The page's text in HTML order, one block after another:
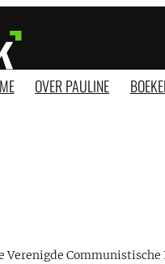
OVER PAULINE
Verenigde